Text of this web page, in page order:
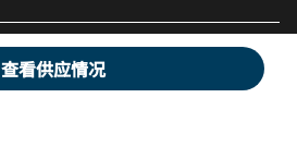
查看供应情况